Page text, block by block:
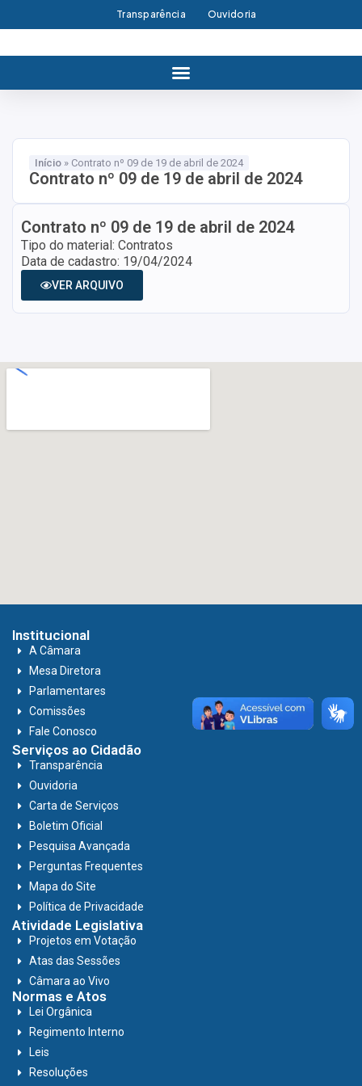
Transparência Ouvidoria
Início » Contrato nº 09 de 19 de abril de 2024
Contrato nº 09 de 19 de abril de 2024
Contrato nº 09 de 19 de abril de 2024
Tipo do material: Contratos
Data de cadastro: 19/04/2024
VER ARQUIVO
Institucional
A Câmara
Mesa Diretora
Parlamentares
Comissões
Fale Conosco
Serviços ao Cidadão
Transparência
Ouvidoria
Carta de Serviços
Boletim Oficial
Pesquisa Avançada
Perguntas Frequentes
Mapa do Site
Política de Privacidade
Atividade Legislativa
Projetos em Votação
Atas das Sessões
Câmara ao Vivo
Normas e Atos
Lei Orgânica
Regimento Interno
Leis
Resoluções